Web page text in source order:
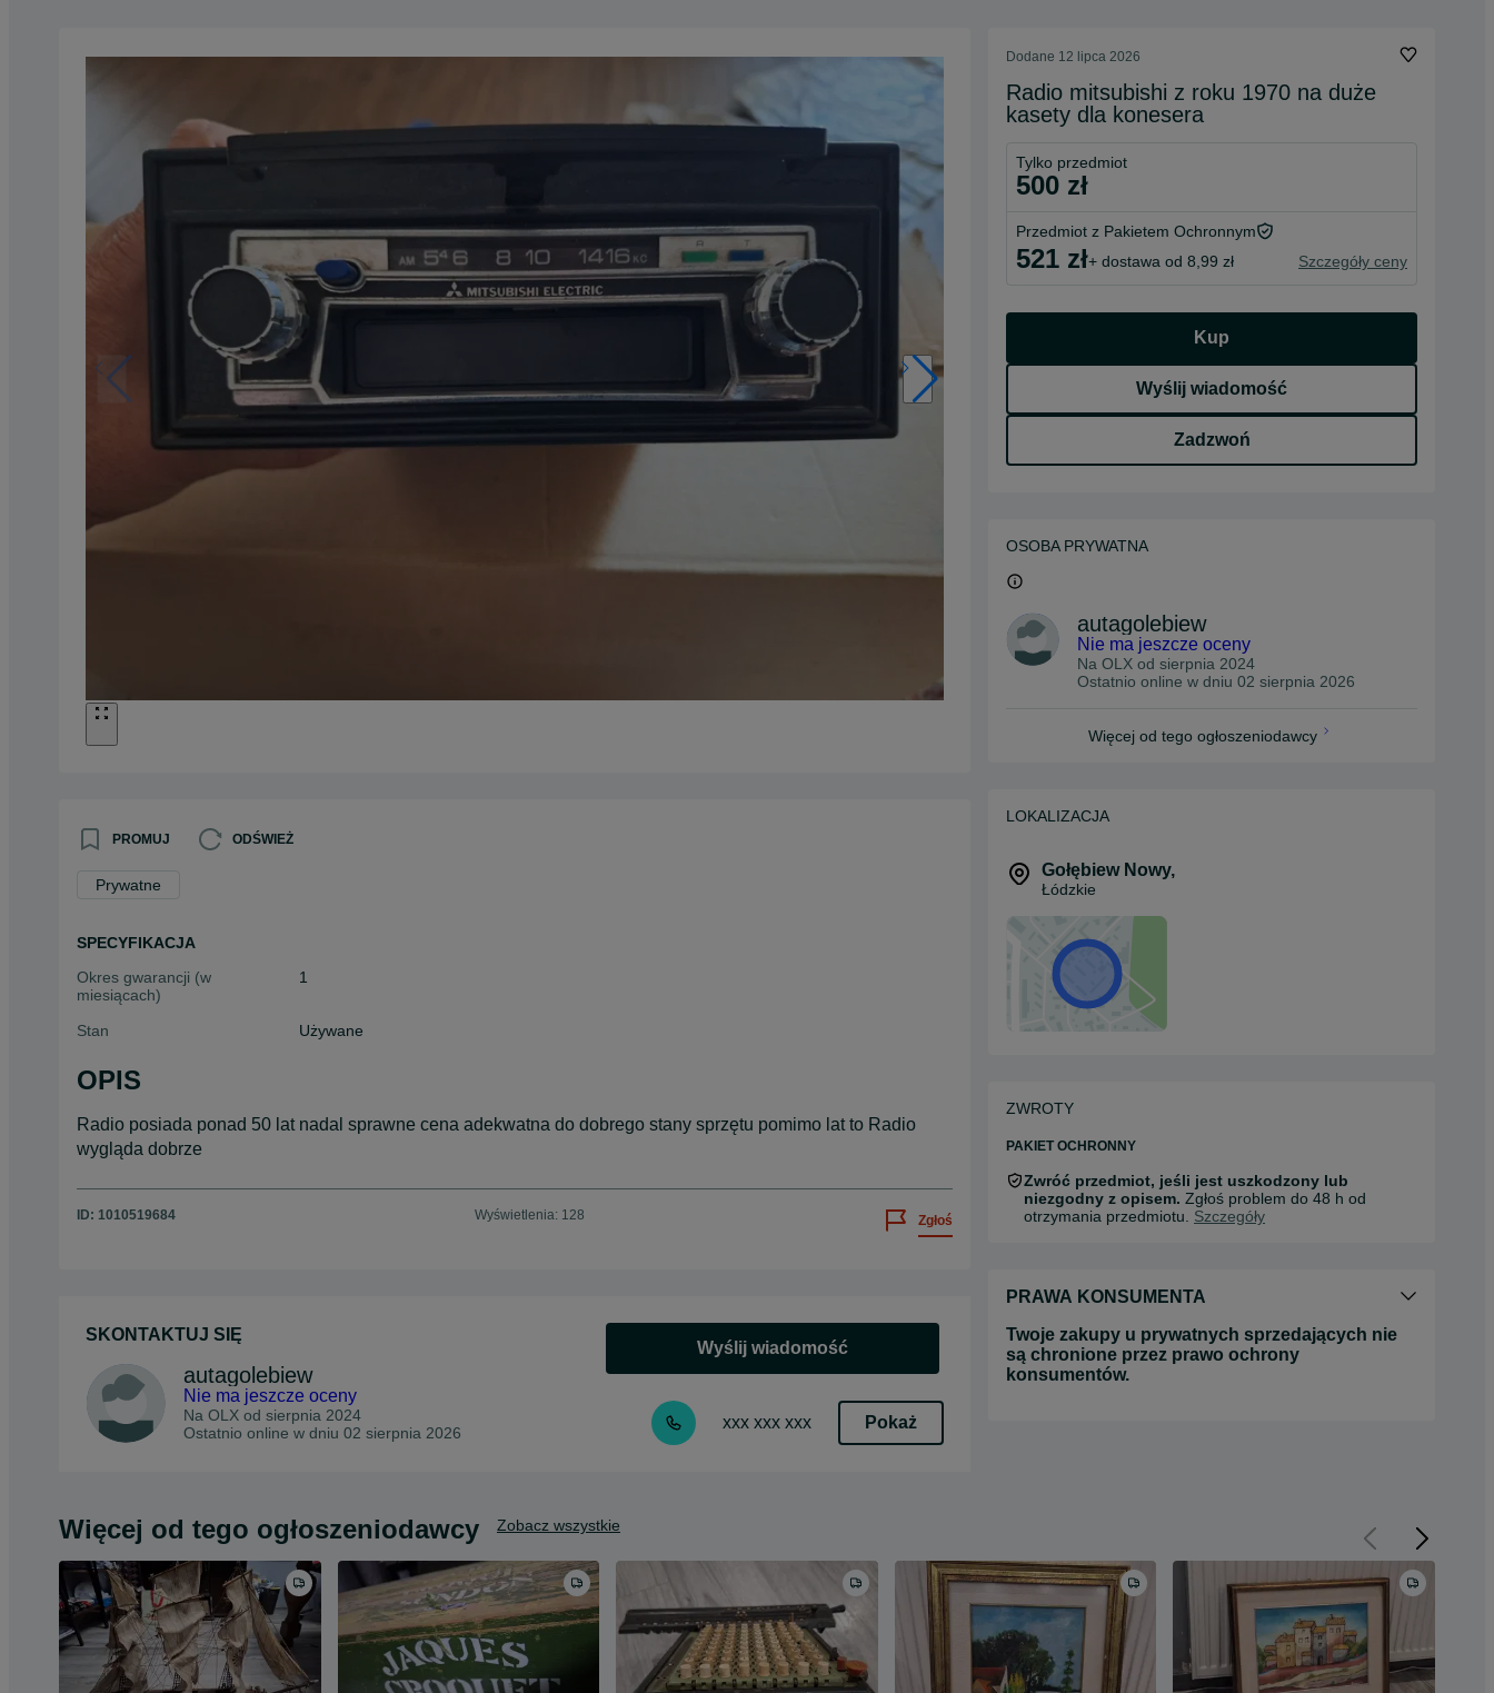
PROMUJ ODŚWIEŻ
Prywatne
SPECYFIKACJA
Okres gwarancji (w
miesiącach)
1
Stan Używane
OPIS
Radio posiada ponad 50 lat nadal sprawne cena adekwatna do dobrego stany sprzętu pomimo lat to Radio
wygląda dobrze
ID: 1010519684 Wyświetlenia: 128 Zgłoś
SKONTAKTUJ SIĘ
autagolebiew
Nie ma jeszcze oceny
Na OLX od sierpnia 2024
Ostatnio online w dniu 02 sierpnia 2026
Wyślij wiadomość
xxx xxx xxx Pokaż
Dodane 12 lipca 2026
Radio mitsubishi z roku 1970 na duże
kasety dla konesera
Tylko przedmiot
500 zł
Przedmiot z Pakietem Ochronnym
521 zł+ dostawa od 8,99 zł Szczegóły ceny
Kup
Wyślij wiadomość
Zadzwoń
OSOBA PRYWATNA
autagolebiew
Nie ma jeszcze oceny
Na OLX od sierpnia 2024
Ostatnio online w dniu 02 sierpnia 2026
Więcej od tego ogłoszeniodawcy
LOKALIZACJA
Gołębiew Nowy,
Łódzkie
ZWROTY
PAKIET OCHRONNY
Zwróć przedmiot, jeśli jest uszkodzony lub
niezgodny z opisem. Zgłoś problem do 48 h od
otrzymania przedmiotu. Szczegóły
PRAWA KONSUMENTA
Twoje zakupy u prywatnych sprzedających nie
są chronione przez prawo ochrony
konsumentów.
Więcej od tego ogłoszeniodawcy Zobacz wszystkie